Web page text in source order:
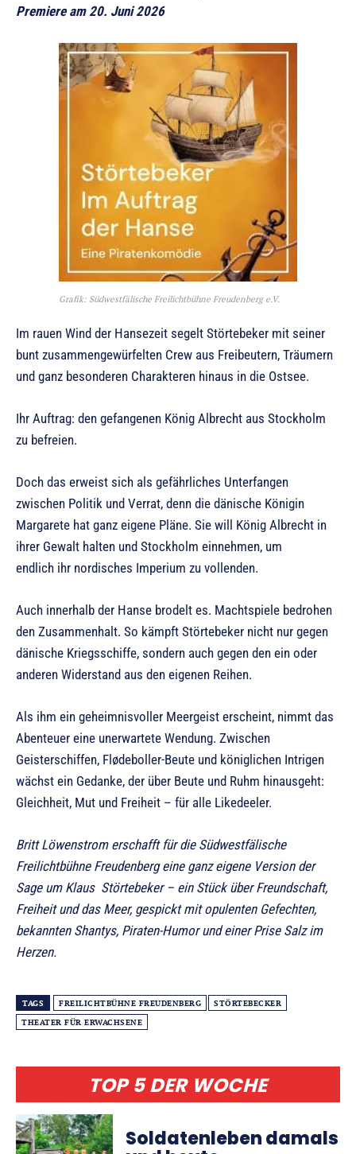
TOP 5 DER WOCHE
Soldatenleben damals
Premiere am 20. Juni 2026
Grafik: Südwestfälische Freilichtbühne Freudenberg e.V.
Im rauen Wind der Hansezeit segelt Störtebeker mit seiner
bunt zusammengewürfelten Crew aus Freibeutern, Träumern
und ganz besonderen Charakteren hinaus in die Ostsee.
Ihr Auftrag: den gefangenen König Albrecht aus Stockholm
zu befreien.
Doch das erweist sich als gefährliches Unterfangen
zwischen Politik und Verrat, denn die dänische Königin
Margarete hat ganz eigene Pläne. Sie will König Albrecht in
ihrer Gewalt halten und Stockholm einnehmen, um
endlich ihr nordisches Imperium zu vollenden.
Auch innerhalb der Hanse brodelt es. Machtspiele bedrohen
den Zusammenhalt. So kämpft Störtebeker nicht nur gegen
dänische Kriegsschiffe, sondern auch gegen den ein oder
anderen Widerstand aus den eigenen Reihen.
Als ihm ein geheimnisvoller Meergeist erscheint, nimmt das
Abenteuer eine unerwartete Wendung. Zwischen
Geisterschiffen, Flødeboller-Beute und königlichen Intrigen
wächst ein Gedanke, der über Beute und Ruhm hinausgeht:
Gleichheit, Mut und Freiheit – für alle Likedeeler.
Britt Löwenstrom erschafft für die Südwestfälische
Freilichtbühne Freudenberg eine ganz eigene Version der
Sage um Klaus Störtebeker – ein Stück über Freundschaft,
Freiheit und das Meer, gespickt mit opulenten Gefechten,
bekannten Shantys, Piraten-Humor und einer Prise Salz im
Herzen.
TAGS FREILICHTBÜHNE FREUDENBERG
STÖRTEBECKER
THEATER FÜR ERWACHSENE